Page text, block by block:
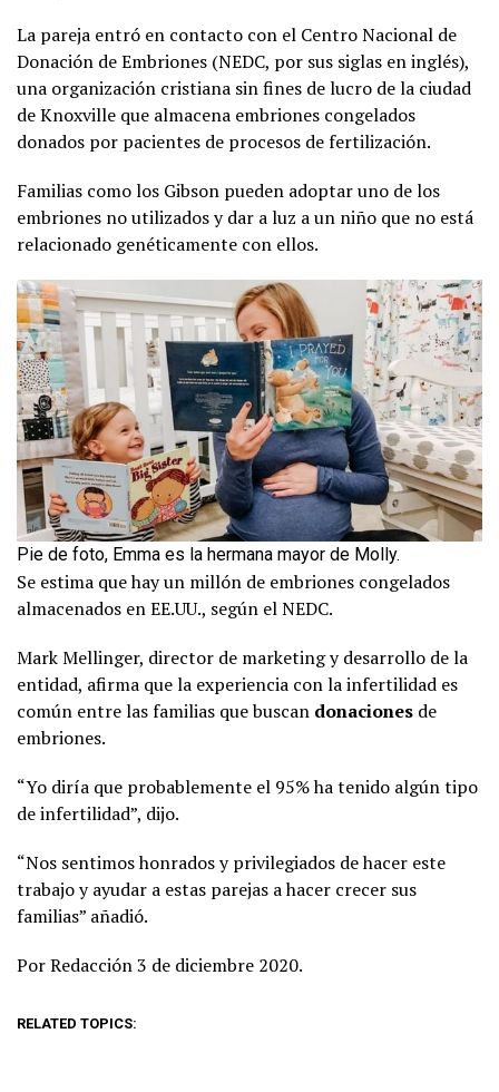
La pareja entró en contacto con el Centro Nacional de
Donación de Embriones (NEDC, por sus siglas en inglés),
una organización cristiana sin fines de lucro de la ciudad
de Knoxville que almacena embriones congelados
donados por pacientes de procesos de fertilización.
Familias como los Gibson pueden adoptar uno de los
embriones no utilizados y dar a luz a un niño que no está
relacionado genéticamente con ellos.
Pie de foto, Emma es la hermana mayor de Molly.
Se estima que hay un millón de embriones congelados
almacenados en EE.UU., según el NEDC.
Mark Mellinger, director de marketing y desarrollo de la
entidad, afirma que la experiencia con la infertilidad es
común entre las familias que buscan donaciones de
embriones.
“Yo diría que probablemente el 95% ha tenido algún tipo
de infertilidad”, dijo.
“Nos sentimos honrados y privilegiados de hacer este
trabajo y ayudar a estas parejas a hacer crecer sus
familias” añadió.
Por Redacción 3 de diciembre 2020.
RELATED TOPICS: